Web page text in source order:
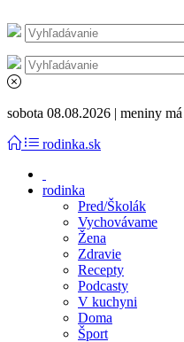
sobota 08.08.2026 | meniny má
rodinka.sk
rodinka
Pred/Školák
Vychovávame
Žena
Zdravie
Recepty
Podcasty
V kuchyni
Doma
Šport